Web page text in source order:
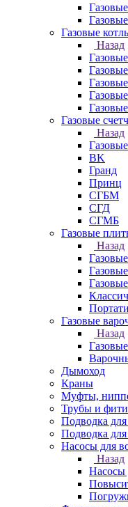
Газовые
Назад
Газовые
Назад
BK
Гранд
Принц
СГБМ
СГД
СГМБ
Газовые
Назад
Газовые
Назад
Дымоход
Краны
Муфты,
Трубы и
Подводка для
Подводка
Насосы для
Назад
Насосы